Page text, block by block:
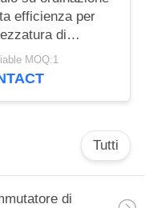
efficienza per
di
del sito
MOQ:1
Tutti
di